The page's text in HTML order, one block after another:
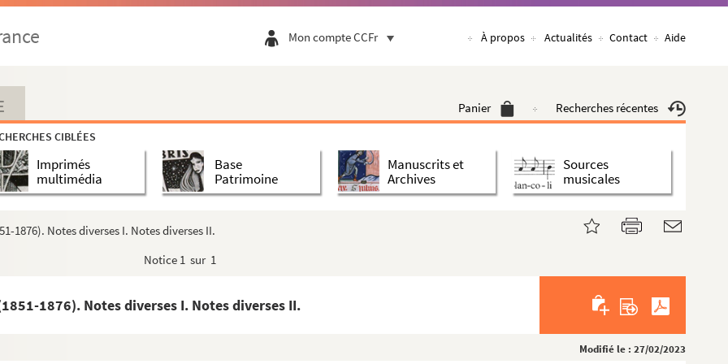
Mon compte CCFr À propos Actualités Contact Aide
Panier Recherches récentes
CIBLÉES
Imprimés
multimédia
Base
Patrimoine
Manuscrits et
Archives
Sources
musicales
1876). Notes diverses I. Notes diverses II.
Notice 1 sur 1
1876). Notes diverses I. Notes diverses II.
Modifié le : 27/02/2023
œuvres et correspondances de Marcelin...
etc. du Docteur Lucien Baude avec inventaire somm...
Valmore par Lucien Baude
de lettres de Marceline Desbordes-Valmore par Hippoly...
d'Agen , écrite de Paris
et écrite de Paris